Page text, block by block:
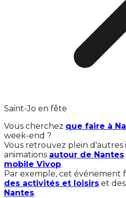
Saint-Jo en fête
Vous cherchez que faire à
week-end ?
Vous retrouvez plein d'autres
animations autour de Nantes
mobile Vivop.
Par exemple, cet événement
des activités et loisirs et
Nantes.